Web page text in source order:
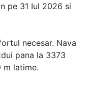
pe 31 Iul 2026 si
necesar. Nava
pana la 3373
m latime.